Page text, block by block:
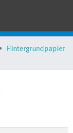
Hintergrundpapier